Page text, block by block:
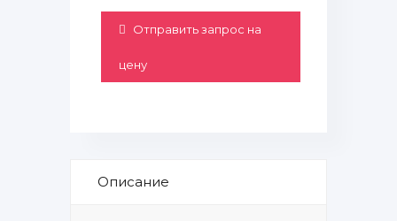
Отправить запрос на
цену
Описание